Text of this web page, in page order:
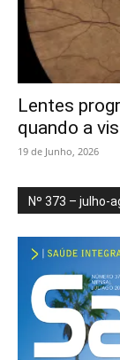
Lentes
quando a
19 de Junho, 2026
Nº 373 – julho-